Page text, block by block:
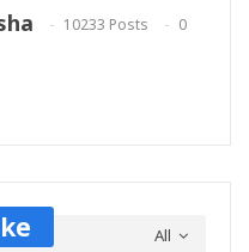
10233 Posts
0
All